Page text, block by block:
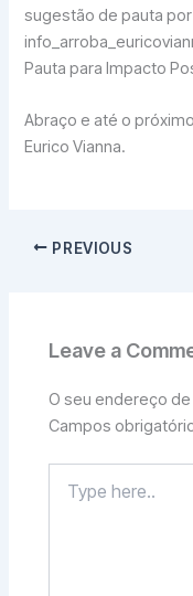
sugestão de pauta
Pauta para Impacto
Abraço e até o
Eurico Vianna.
PREVIOUS
Leave a
O seu endereço
Campos
here..